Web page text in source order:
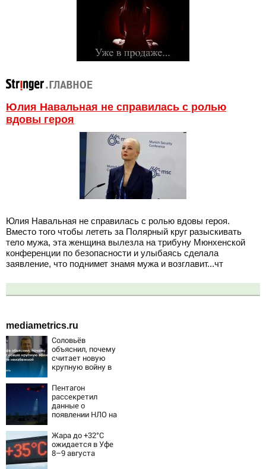
Юлия Навальная не справилась с ролью
вдовы героя
Юлия Навальная не справилась с ролью вдовы героя.
Вместо того чтобы лететь за Полярный круг разыскивать
тело мужа, эта женщина вылезла на трибуну Мюнхенской
конференции по безопасности и улыбаясь сделала
заявление, что поднимет знамя мужа и возглавит...чт
mediametrics.ru
Соловьёв
объяснил, почему
считает новую
крупную войну в
неизбежной
Пентагон
рассекретил
данные о
появлении НЛО на
Жара до +32°C
ожидается в Уфе
8–9 августа